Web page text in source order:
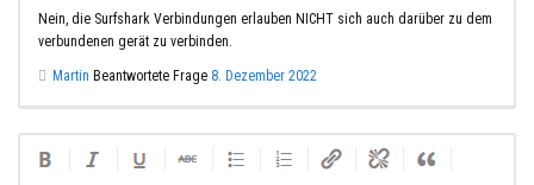
Nein, die Surfshark Verbindungen erlauben NICHT sich auch darüber zu dem
verbundenen gerät zu verbinden.
Martin Beantwortete Frage 8. Dezember 2022